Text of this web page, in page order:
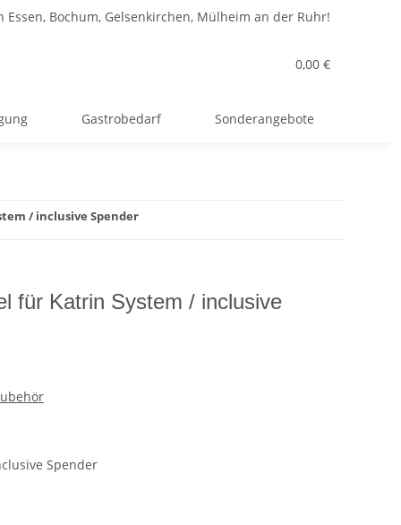
Bochum, Gelsenkirchen, Mülheim an der Ruhr!
0,00 €
Gastrobedarf Sonderangebote
/ inclusive Spender
für Katrin System / inclusive
Spender